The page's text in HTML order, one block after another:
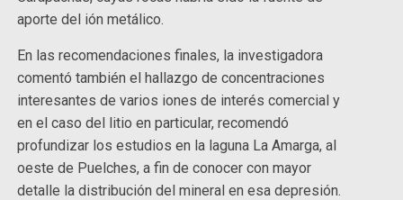
aporte del ión metálico.
En las recomendaciones finales, la investigadora
comentó también el hallazgo de concentraciones
interesantes de varios iones de interés comercial y
en el caso del litio en particular, recomendó
profundizar los estudios en la laguna La Amarga, al
oeste de Puelches, a fin de conocer con mayor
detalle la distribución del mineral en esa depresión.